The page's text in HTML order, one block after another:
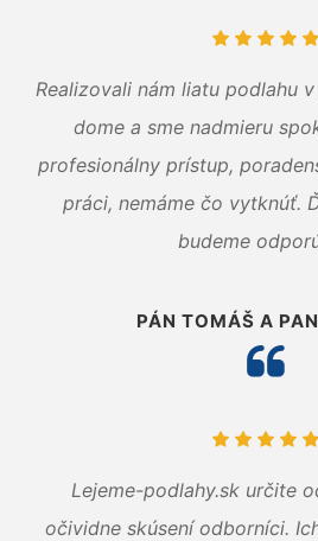
Realizovali nám liatu podlahu
dome a sme nadmieru
profesionálny prístup,
práci, nemáme čo vytknúť.
budeme
PÁN TOMÁŠ A
Lejeme-podlahy.sk určite
očividne skúsení odborníci.